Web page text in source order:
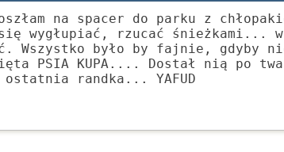
na spacer do parku z
wygłupiać, rzucać śnieżkami... w
Wszystko było by fajnie, gdyby
PSIA KUPA.... Dostał nią
randka... YAFUD